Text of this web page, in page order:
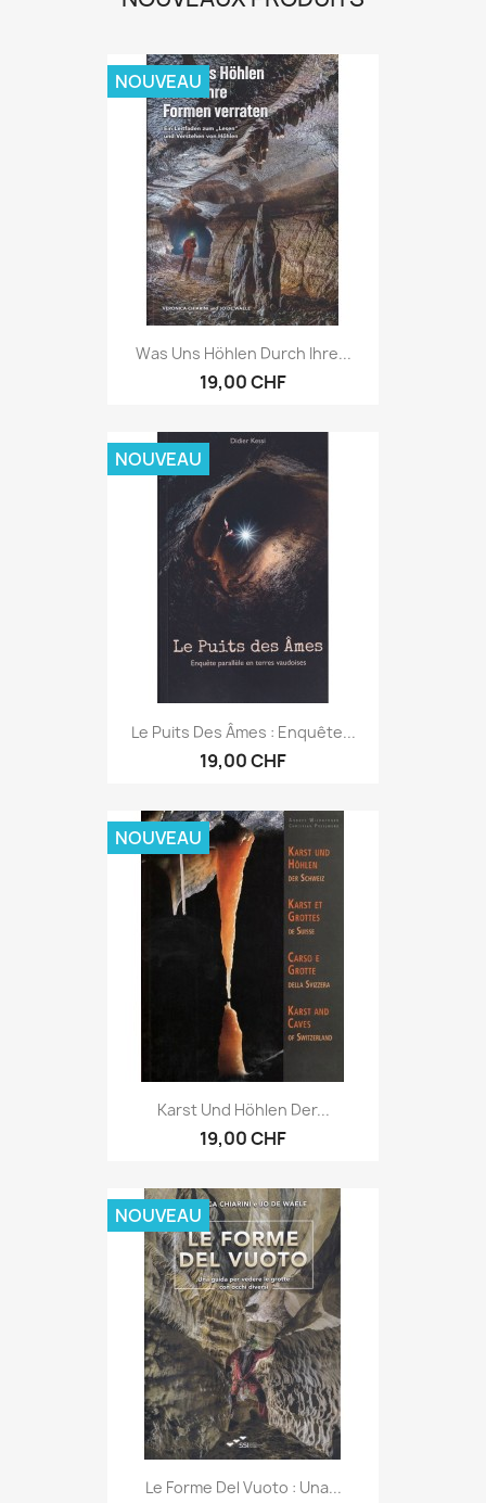
Was Uns Höhlen Durch Ihre...
19,00 CHF
NOUVEAU
Le Puits Des Âmes : Enquête...
19,00 CHF
NOUVEAU
Karst Und Höhlen Der...
19,00 CHF
NOUVEAU
Le Forme Del Vuoto : Una...
NOUVEAU